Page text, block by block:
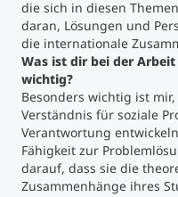
die sich in diesen
daran, Lösungen und
die internationale
Was ist dir bei der
wichtig?
Besonders wichtig ist
Verständnis für soziale
Verantwortung
Fähigkeit zur
darauf, dass sie die
Zusammenhänge ihres